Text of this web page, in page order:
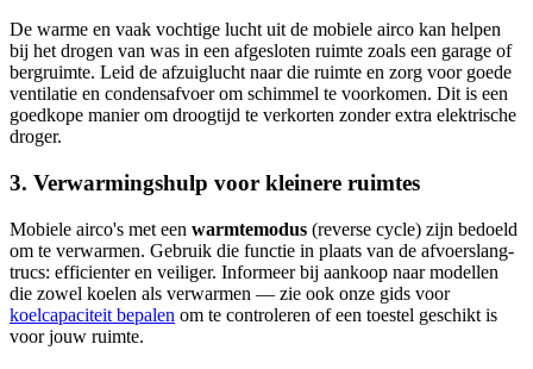
De warme en vaak vochtige lucht uit de mobiele airco kan helpen
bij het drogen van was in een afgesloten ruimte zoals een garage of
bergruimte. Leid de afzuiglucht naar die ruimte en zorg voor goede
ventilatie en condensafvoer om schimmel te voorkomen. Dit is een
goedkope manier om droogtijd te verkorten zonder extra elektrische
droger.
3. Verwarmingshulp voor kleinere ruimtes
Mobiele airco's met een warmtemodus (reverse cycle) zijn bedoeld
om te verwarmen. Gebruik die functie in plaats van de afvoerslang-
trucs: efficienter en veiliger. Informeer bij aankoop naar modellen
die zowel koelen als verwarmen — zie ook onze gids voor
koelcapaciteit bepalen om te controleren of een toestel geschikt is
voor jouw ruimte.